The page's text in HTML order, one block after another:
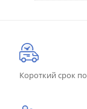
Короткий срок